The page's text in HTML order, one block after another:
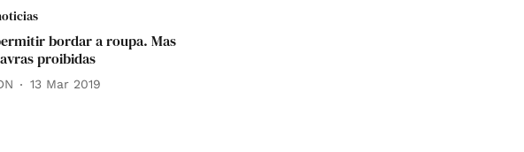
bordar a roupa. Mas
proibidas
13 Mar 2019